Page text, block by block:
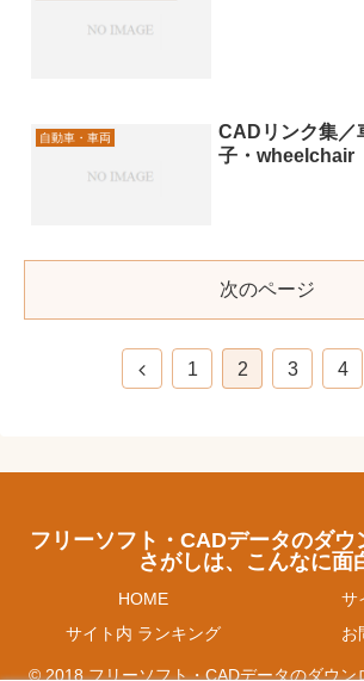
自動車・車両
CADリンク集／
子・wheelchair
次のページ
1 2 3 4
フリーソフト・CADデータのダウ
さがしは、こんなに面
HOME
サ
サイト内 ランキング
お
© 2018 フリーソフト・CADデータのダウン